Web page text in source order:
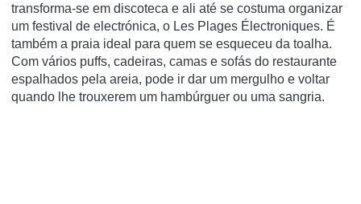
transforma-se em discoteca e ali até se costuma organizar
um festival de electrónica, o Les Plages Électroniques. É
também a praia ideal para quem se esqueceu da toalha.
Com vários puffs, cadeiras, camas e sofás do restaurante
espalhados pela areia, pode ir dar um mergulho e voltar
quando lhe trouxerem um hambúrguer ou uma sangria.